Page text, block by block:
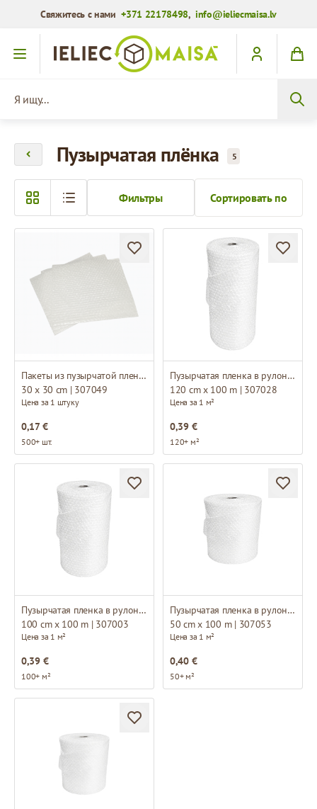
Свяжитесь с нами+371 22178498,info@ieliecmaisa.lv
Перейти к содержимому
Пузырчатая плёнка 5
Сортировать по
Фильтры
Пакеты из пузырчатой пленки
30 x 30 cm | 307049
Цена за 1 штуку
0,17 €
500+ шт.
Пузырчатая пленка в рулонах
120 cm x 100 m | 307028
Цена за 1 м²
0,39 €
120+ м²
Пузырчатая пленка в рулонах
100 cm x 100 m | 307003
Цена за 1 м²
0,39 €
100+ м²
Пузырчатая пленка в рулонах
50 cm x 100 m | 307053
Цена за 1 м²
0,40 €
50+ м²